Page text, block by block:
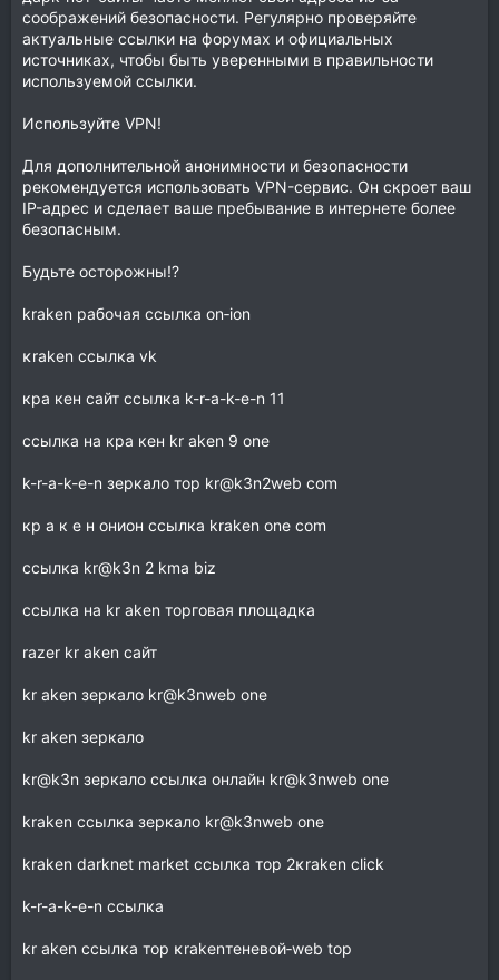
соображений безопасности. Регулярно проверяйте
актуальные ссылки на форумах и официальных
источниках, чтобы быть уверенными в правильности
используемой ссылки.
Используйте VPN!
Для дополнительной анонимности и безопасности
рекомендуется использовать VPN-сервис. Он скроет ваш
IP-адрес и сделает ваше пребывание в интернете более
безопасным.
Будьте осторожны!?
krаkеn рабочая ссылка on‑ion
κraken ссылка vk
кра кeн сайт ссылка k-r-a-k-e-n 11
ссылка на кра кeн kr aken 9 one
k-r-a-k-e-n зеркало тор kr@k3n2web com
кр а к е н онион ссылка krаkеn one com
ссылка kr@k3n 2 kma biz
ссылка на kr aken торговая площадка
razer kr aken сайт
kr aken зеркало kr@k3nweb one
kr aken зеркало
kr@k3n зеркало ссылка онлайн kr@k3nweb one
krаkеn ссылка зеркало kr@k3nweb one
krаkеn dаrknet market ссылка тор 2κraken click
k-r-a-k-e-n ссылка
kr aken ссылка тор κrakenтеневой‑web top